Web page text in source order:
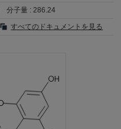
分子量 :286.24
すべてのドキュメントを見る